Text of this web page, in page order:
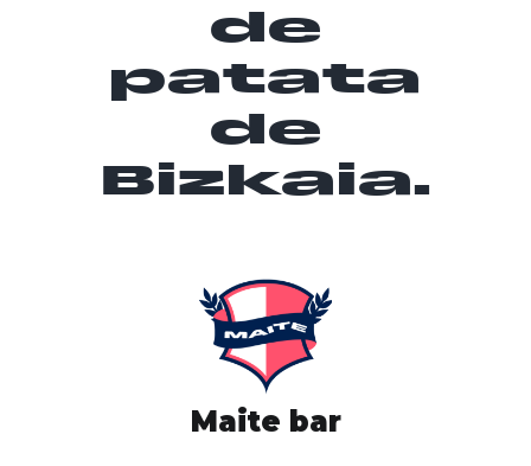
de
patata
de
Bizkaia.
Maite bar